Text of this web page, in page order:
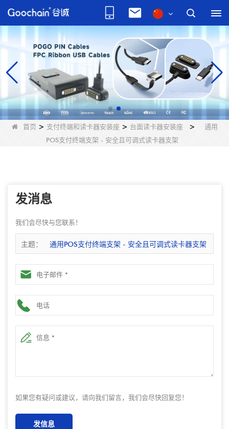
首页 > 支付终端和读卡器安装座> 台面读卡器安装座>
通用
POS支付终端支架 - 安全且可调式读卡器支架
发消息
我们会尽快与您联系！
主题： 通用POS支付终端支架 - 安全且可调式读卡器支架
如果您有疑问或建议，请向我们留言，我们会尽快回复您！
发信息